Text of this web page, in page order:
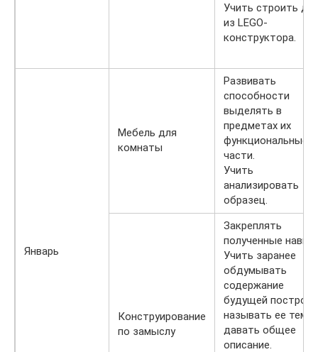
Учить строить
из LEGO-
конструктора.
Январь
Мебель для
комнаты
Развивать
способности
выделять в
предметах их
функциональные
части.
Учить
анализировать
образец.
Конструирование
по замыслу
Закреплять
полученные
Учить заранее
обдумывать
содержание
будущей
называть ее тему,
давать общее
описание.